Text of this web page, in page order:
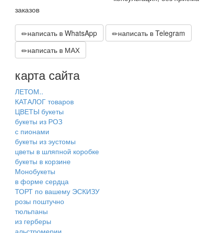
заказов
написать в WhatsApp
написать в Telegram
написать в МАХ
карта сайта
ЛЕТОМ..
КАТАЛОГ товаров
ЦВЕТЫ букеты
букеты из РОЗ
с пионами
букеты из эустомы
цветы в шляпной коробке
букеты в корзине
Монобукеты
в форме сердца
ТОРТ по вашему ЭСКИЗУ
розы поштучно
тюльпаны
из герберы